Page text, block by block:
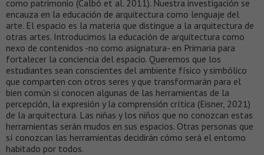
como patrimonio (Calbó et al. 2011). Nuestra investigación se
encauza en la educación de arquitectura como lenguaje del
arte. El espacio es la materia que distingue a la arquitectura de
otras artes. Introducimos la educación de arquitectura como
nexo de contenidos -no como asignatura- en Primaria para
fortalecer la conciencia del espacio. Queremos que los
estudiantes sean conscientes del ambiente físico y simbólico
que comparten con otros seres y que transformarán para el
bien común si conocen algunas de las herramientas de la
percepción, la expresión y la comprensión crítica (Eisner, 2021)
de la arquitectura. Las niñas y los niños que no conozcan estas
herramientas serán mudos en sus espacios. Otras personas que
sí conozcan las herramientas decidirán cómo será el entorno
habitado por todos.